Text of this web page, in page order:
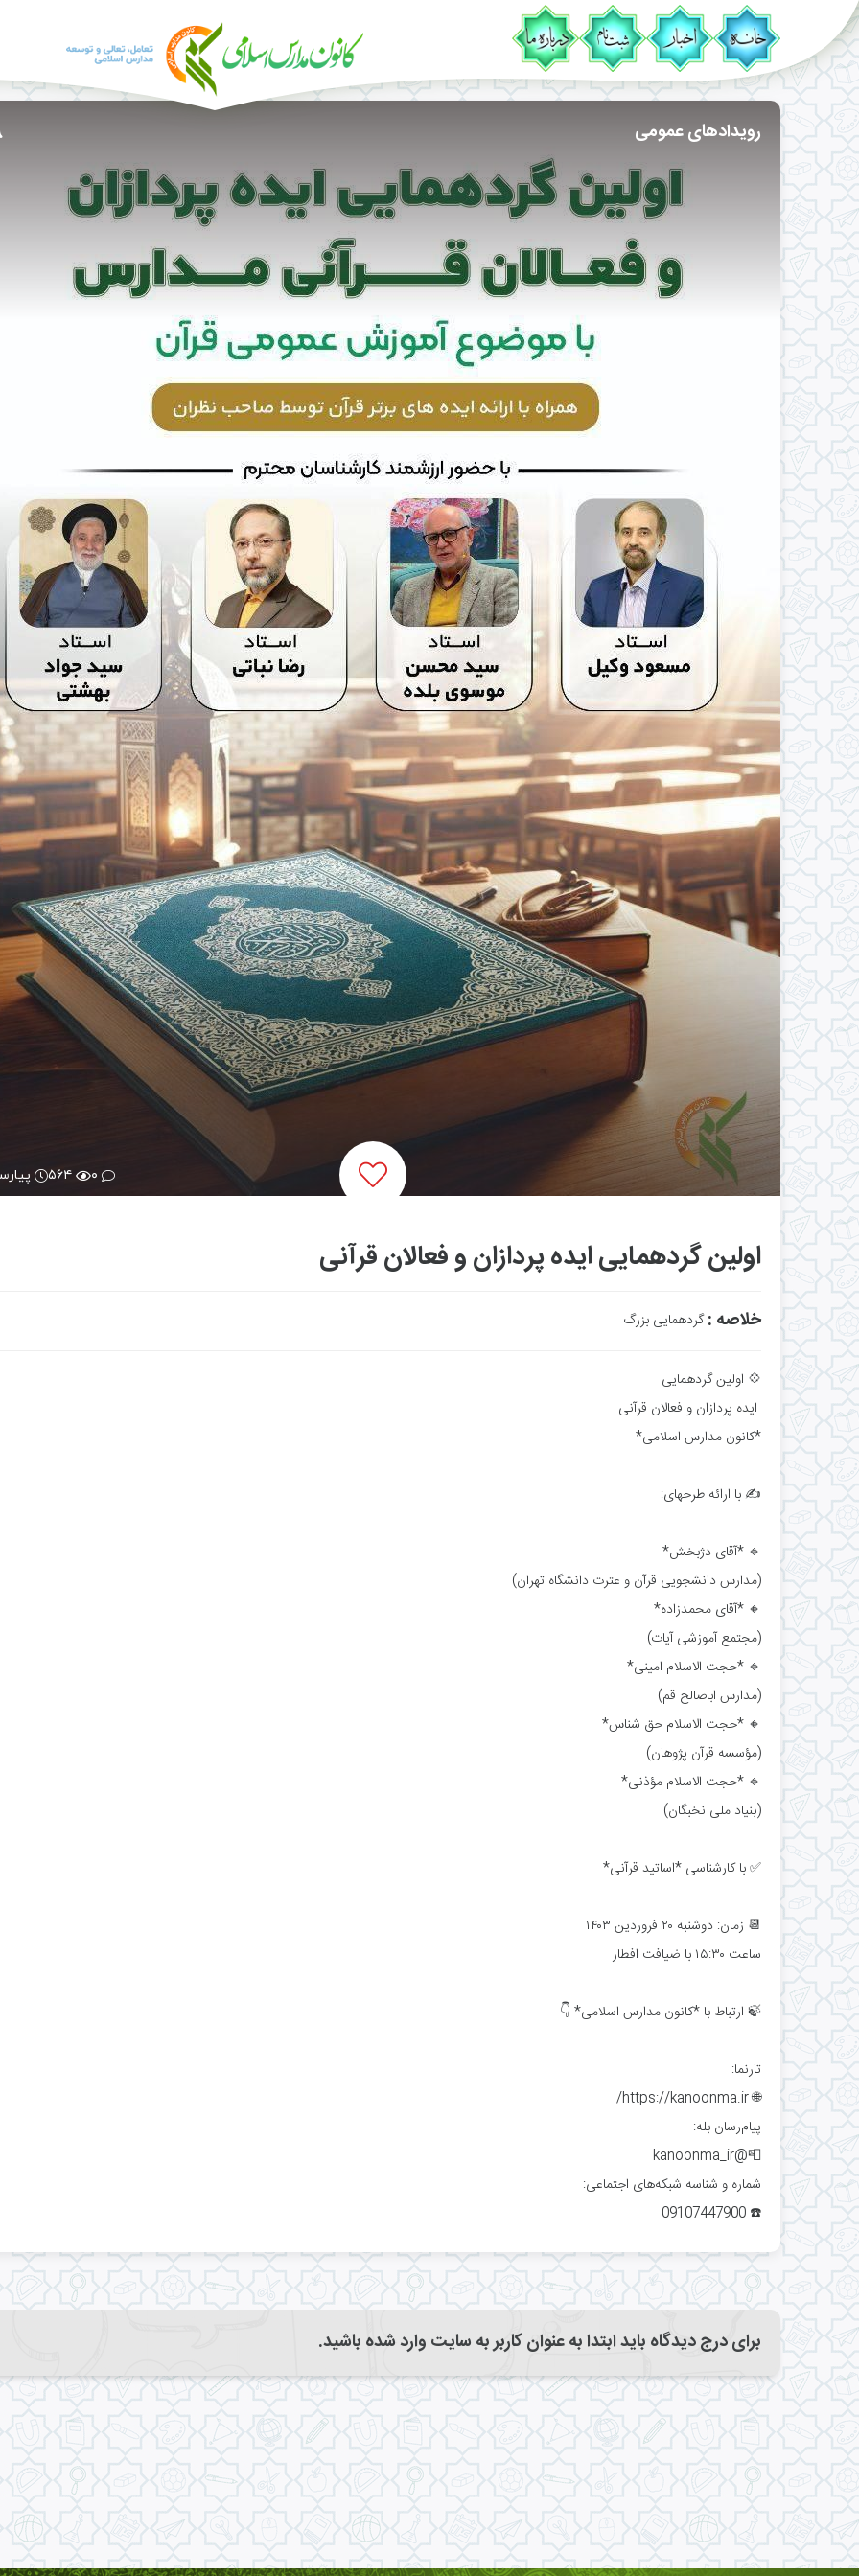
رویدادهای عمومی
۰ ۵۶۴
اولین گردهمایی ایده پردازان و فعالان قرآنی
خلاصه :گردهمایی بزرگ
💠 اولین گردهمایی
ایده پردازان و فعالان قرآنی
*کانون مدارس اسلامی*
✍ با ارائه طرحهای:
🔹 *آقای دژبخش*
(مدارس دانشجویی قرآن و عترت دانشگاه تهران)
🔸 *آقای محمدزاده*
(مجتمع آموزشی آیات)
🔹 *حجت الاسلام امینی*
(مدارس اباصالح قم)
🔸 *حجت الاسلام حق شناس*
(مؤسسه قرآن پژوهان)
🔹 *حجت الاسلام مؤذنی*
(بنیاد ملی نخبگان)
✅ با کارشناسی *اساتید قرآنی*
📆 زمان: دوشنبه ۲۰ فروردین ۱۴۰۳
ساعت ۱۵:۳۰ با ضیافت افطار
🍃 ارتباط با *کانون مدارس اسلامی* 👇
تارنما:
🌐 https://kanoonma.ir/
پیام‌رسان بله:
📮@kanoonma_ir
شماره و شناسه شبکه‌های اجتماعی:
☎️ 09107447900
برای درج دیدگاه باید ابتدا به عنوان کاربر به سایت وارد شده باشید.